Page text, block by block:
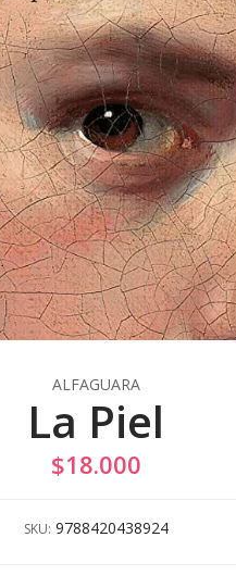
ALFAGUARA
La Piel
$18.000
SKU: 9788420438924